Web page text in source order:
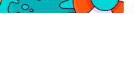
10C CPU/8C